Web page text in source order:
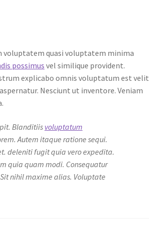
voluptatem quasi voluptatem minima
possimus vel similique provident.
explicabo omnis voluptatum est velit
Nesciunt ut inventore. Veniam
Blanditiisvoluptatum
Autem itaque ratione sequi.
deleniti fugit quia vero expedita.
quia quam modi. Consequatur
nihil maxime alias. Voluptate